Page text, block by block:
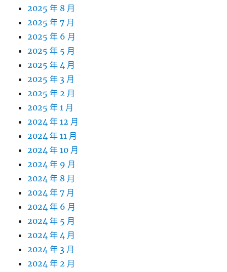
2025 年 8 月
2025 年 7 月
2025 年 6 月
2025 年 5 月
2025 年 4 月
2025 年 3 月
2025 年 2 月
2025 年 1 月
2024 年 12 月
2024 年 11 月
2024 年 10 月
2024 年 9 月
2024 年 8 月
2024 年 7 月
2024 年 6 月
2024 年 5 月
2024 年 4 月
2024 年 3 月
2024 年 2 月